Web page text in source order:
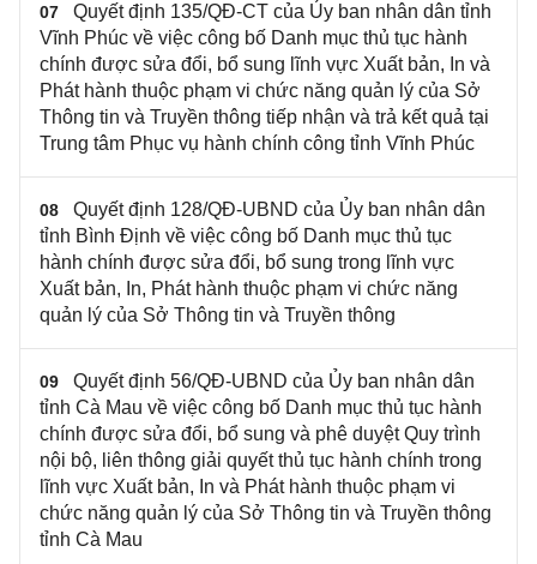
07
Quyết định 135/QĐ-CT của Ủy ban nhân dân tỉnh
Vĩnh Phúc về việc công bố Danh mục thủ tục hành
chính được sửa đổi, bổ sung lĩnh vực Xuất bản, In và
Phát hành thuộc phạm vi chức năng quản lý của Sở
Thông tin và Truyền thông tiếp nhận và trả kết quả tại
Trung tâm Phục vụ hành chính công tỉnh Vĩnh Phúc
08
Quyết định 128/QĐ-UBND của Ủy ban nhân dân
tỉnh Bình Định về việc công bố Danh mục thủ tục
hành chính được sửa đổi, bổ sung trong lĩnh vực
Xuất bản, In, Phát hành thuộc phạm vi chức năng
quản lý của Sở Thông tin và Truyền thông
09
Quyết định 56/QĐ-UBND của Ủy ban nhân dân
tỉnh Cà Mau về việc công bố Danh mục thủ tục hành
chính được sửa đổi, bổ sung và phê duyệt Quy trình
nội bộ, liên thông giải quyết thủ tục hành chính trong
lĩnh vực Xuất bản, In và Phát hành thuộc phạm vi
chức năng quản lý của Sở Thông tin và Truyền thông
tỉnh Cà Mau